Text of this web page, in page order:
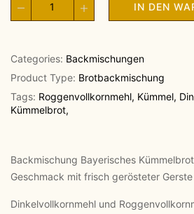
IN DEN
Categories: Backmischungen
Product Type: Brotbackmischung
Tags: Roggenvollkornmehl, Kümmel,
Kümmelbrot,
Backmischung Bayerisches
Geschmack mit frisch gerösteter Gerste
Dinkelvollkornmehl und